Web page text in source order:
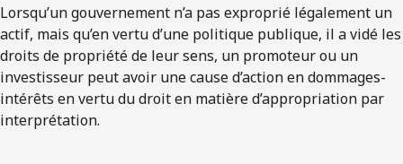
Lorsqu’un gouvernement n’a pas exproprié légalement un
actif, mais qu’en vertu d’une politique publique, il a vidé les
droits de propriété de leur sens, un promoteur ou un
investisseur peut avoir une cause d’action en dommages-
intérêts en vertu du droit en matière d’appropriation par
interprétation.